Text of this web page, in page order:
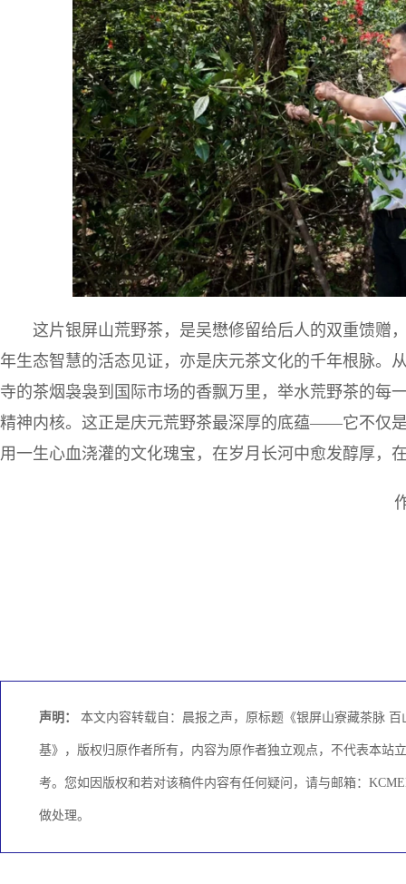
这片银屏山荒野茶，是吴懋修留给后人的双重馈赠
年生态智慧的活态见证，亦是庆元茶文化的千年根脉。
寺的茶烟袅袅到国际市场的香飘万里，举水荒野茶的每
精神内核。这正是庆元荒野茶最深厚的底蕴——它不仅
用一生心血浇灌的文化瑰宝，在岁月长河中愈发醇厚，
声明： 本文内容转载自：晨报之声，原标题《银屏山寮藏茶脉
基》，版权归原作者所有，内容为原作者独立观点，不代表本站
考。您如因版权和若对该稿件内容有任何疑问，请与邮箱：
做处理。